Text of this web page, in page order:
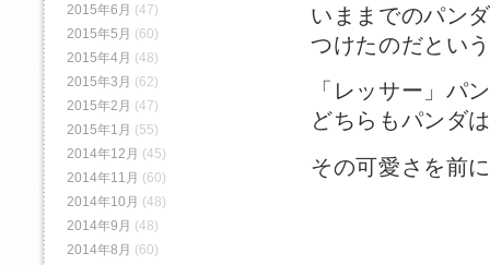
いままでのパン
つけたのだとい
「レッサー」パ
どちらもパンダ
その可愛さを前
2015年6月 (47)
2015年5月 (60)
2015年4月 (48)
2015年3月 (62)
2015年2月 (47)
2015年1月 (55)
2014年12月 (45)
2014年11月 (60)
2014年10月 (48)
2014年9月 (48)
2014年8月 (60)